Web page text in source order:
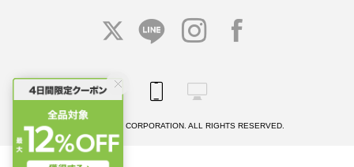
© MAGASEEK CORPORATION. ALL RIGHTS RESERVED.